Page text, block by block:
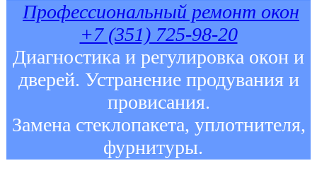
Профессиональный ремонт окон
+7 (351) 725-98-20
Диагностика и регулировка окон и
дверей. Устранение продувания и
провисания.
Замена стеклопакета, уплотнителя,
фурнитуры.